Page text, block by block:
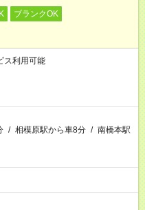
ブランクOK
利用可能
/ 相模原駅から車8分 / 南橋本駅